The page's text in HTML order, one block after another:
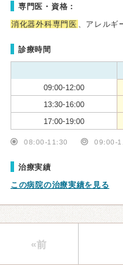
専門医・資格：
消化器外科専門医 、アレル
診療時間
09:00-12:00
13:30-16:00
17:00-19:00
08:00-11:30 09:00-
治療実績
この病院の治療実績を見る
«前